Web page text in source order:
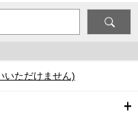
いただけません)